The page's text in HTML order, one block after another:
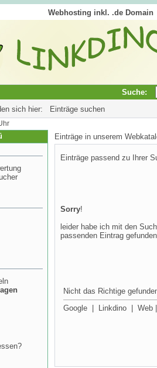
Webhosting inkl. .de Domain
Suche:
sich hier: Einträge suchen
Einträge in unserem
Einträge passend zu Ihrer
Sorry!
leider habe ich mit den
passenden Eintrag
Nicht das Richtige
Google
Linkdino Web